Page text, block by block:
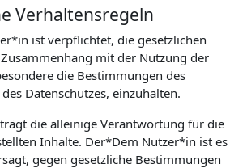
Verhaltensregeln
ist verpflichtet, die gesetzlichen
mit der Nutzung der
die Bestimmungen des
Datenschutzes, einzuhalten.
die alleinige Verantwortung für die
Inhalte. Der*Dem Nutzer*in ist es
gegen gesetzliche Bestimmungen